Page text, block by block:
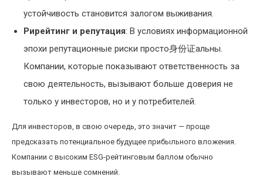
устойчивость становится залогом выживания.
Рирейтинг и репутация: В условиях информационной
эпохи репутационные риски просто身份证альны.
Компании, которые показывают ответственность за
свою деятельность, вызывают больше доверия не
только у инвесторов, но и у потребителей.
Для инвесторов, в свою очередь, это значит — проще
предсказать потенциальное будущее прибыльного вложения.
Компании с высоким ESG-рейтинговым баллом обычно
вызывают меньше сомнений.